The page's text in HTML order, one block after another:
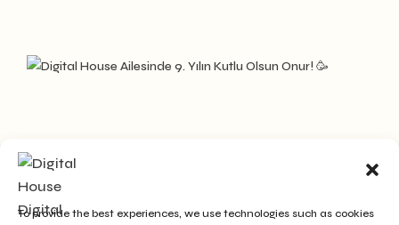
To provide the best experiences, we use technologies such as cookies